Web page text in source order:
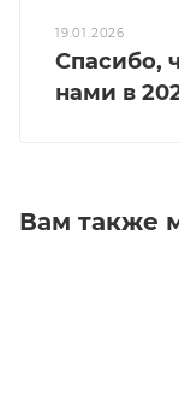
19.01.2026
Спасибо,
нами в
Вам также